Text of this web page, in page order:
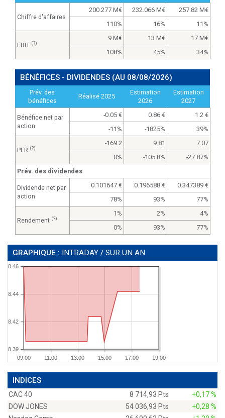
Chiffre d'affaires
200.277 M 232.066 M
257.82 M
110%
16% 11%
EBIT (?)
9 M 13 M
17 M
108%
45% 34%
BÉNÉFICES - DIVIDENDES (AU 08/08/2026)
Prév. des
bénéfices
Réalisé 2025
Estimation
2026
Estimation
2027
Bénéfice net par
action
-0.05 0.86
1.2
-11%
-1825% 39%
PER (?)
-169.2 9.81
7.07
0%
-105.8%
-27.87%
Prév. des dividendes
Dividende net par
action
0.101647 0.196588
0.347389
78%
93% 77%
Rendement (?)
1% 2%
4%
0%
93% 77%
GRAPHIQUE : INTRADAY / SUR UN AN
09:00 11:00 13:00 15:00 17:00 19:00
8.39
8.42
8.44
8.46
INDICES
CAC 40 8 714,93 Pts
+0,17 %
DOW JONES
54 036,93 Pts
+0,28 %